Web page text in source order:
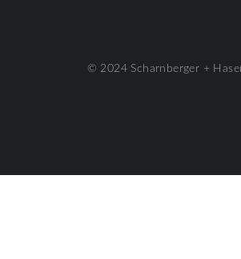
© 2024 Scharnberger +